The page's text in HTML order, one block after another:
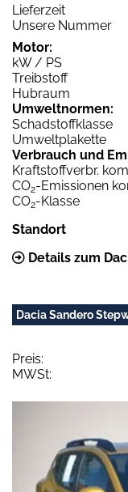
Lieferzeit
Unsere Nummer
Motor:
kW / PS
Treibstoff
Hubraum
Umweltnormen:
Schadstoffklasse
Umweltplakette
Verbrauch und
Kraftstoffverbr.
CO2-Emissionen
CO2-Klasse
Standort
Details zum
Dacia Sandero
Preis:
MWSt: